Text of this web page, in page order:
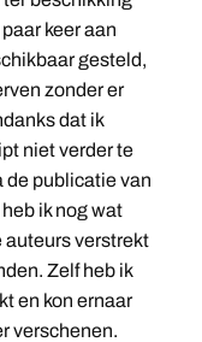
keer aan
gesteld,
zonder er
dat ik
niet verder te
de publicatie van
ik nog wat
verstrekt
Zelf heb ik
en kon ernaar
verschenen.